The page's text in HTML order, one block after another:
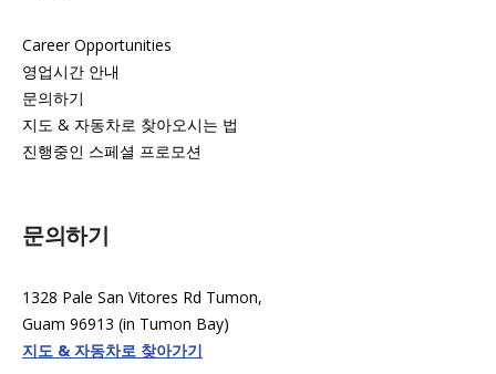
Career Opportunities
영업시간 안내
문의하기
지도 & 자동차로 찾아오시는 법
진행중인 스페셜 프로모션
문의하기
1328 Pale San Vitores Rd Tumon,
Guam 96913 (in Tumon Bay)
지도 & 자동차로 찾아가기